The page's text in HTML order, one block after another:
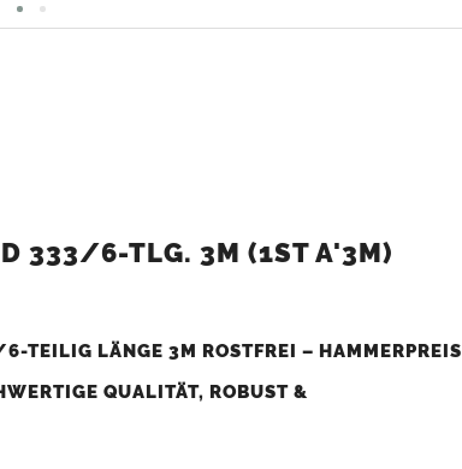
333/6-TLG. 3M (1ST A'3M)
TEILIG LÄNGE 3M ROSTFREI – HAMMERPREIS
QUALITÄT, ROBUST &